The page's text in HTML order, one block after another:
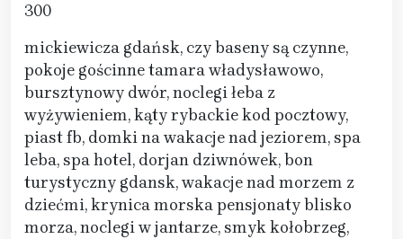
300
mickiewicza gdańsk, czy baseny są czynne,
pokoje gościnne tamara władysławowo,
bursztynowy dwór, noclegi łeba z
wyżywieniem, kąty rybackie kod pocztowy,
piast fb, domki na wakacje nad jeziorem, spa
leba, spa hotel, dorjan dziwnówek, bon
turystyczny gdansk, wakacje nad morzem z
dziećmi, krynica morska pensjonaty blisko
morza, noclegi w jantarze, smyk kołobrzeg,